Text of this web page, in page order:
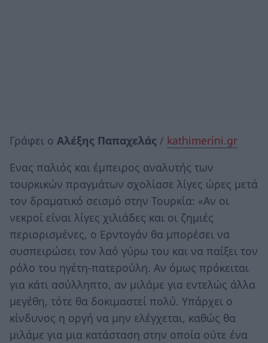
Γράφει ο Αλέξης Παπαχελάς / kathimerini.gr
Ενας παλιός και έμπειρος αναλυτής των
τουρκικών πραγμάτων σχολίασε λίγες ώρες μετά
τον δραματικό σεισμό στην Τουρκία: «Αν οι
νεκροί είναι λίγες χιλιάδες και οι ζημιές
περιορισμένες, ο Ερντογάν θα μπορέσει να
συσπειρώσει τον λαό γύρω του και να παίξει τον
ρόλο του ηγέτη-πατερούλη. Αν όμως πρόκειται
για κάτι ασύλληπτο, αν μιλάμε για εντελώς άλλα
μεγέθη, τότε θα δοκιμαστεί πολύ. Υπάρχει ο
κίνδυνος η οργή να μην ελέγχεται, καθώς θα
μιλάμε για μια κατάσταση στην οποία ούτε ένα